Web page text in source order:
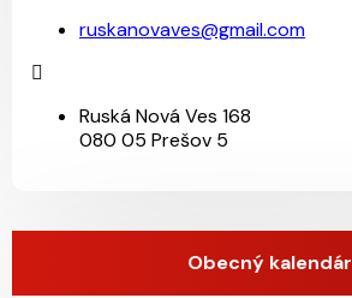
ruskanovaves@gmail.com
Ruská Nová Ves 168
080 05 Prešov 5
Obecný kalendár